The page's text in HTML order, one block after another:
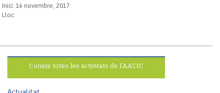
Inici: 16 novembre, 2017
Lloc:
Coneix totes les activitats de l’AACIC